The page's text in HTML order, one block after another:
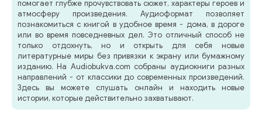
помогает глубже прочувствовать сюжет, характеры героев и
атмосферу произведения. Аудиоформат позволяет
познакомиться с книгой в удобное время - дома, в дороге
или во время повседневных дел. Это отличный способ не
только отдохнуть, но и открыть для себя новые
литературные миры без привязки к экрану или бумажному
изданию. На Audiobukva.com собраны аудиокниги разных
направлений - от классики до современных произведений.
Здесь вы можете слушать онлайн и находить новые
истории, которые действительно захватывают.